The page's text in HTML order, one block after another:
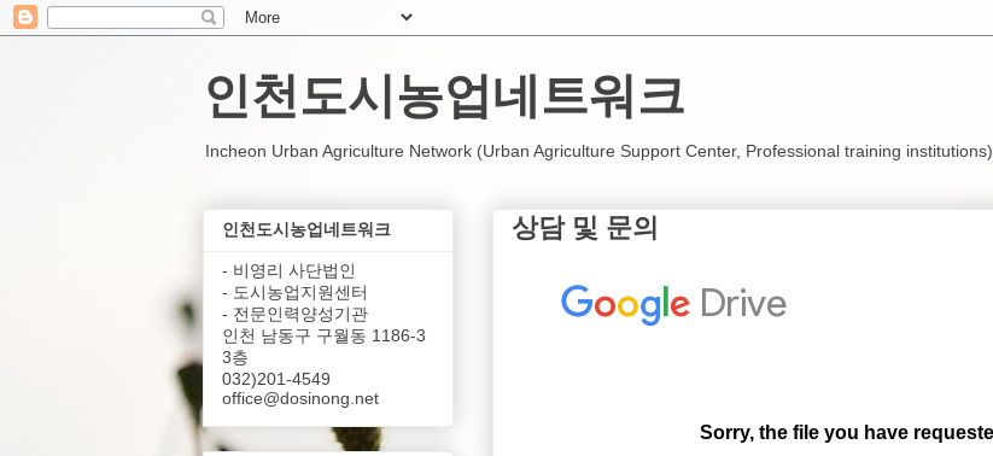
인천도시농업네트워크
Incheon Urban Agriculture Network (Urban Agriculture Support Center, Professional training institutions)
상담 및 문의
인천도시농업네트워크
- 비영리 사단법인
- 도시농업지원센터
- 전문인력양성기관
인천 남동구 구월동 1186-3
3층
032)201-4549
office@dosinong.net